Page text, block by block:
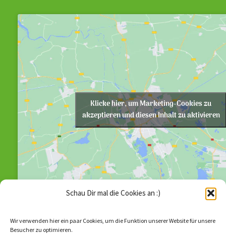
Schau Dir mal die Cookies an :)
Wir verwenden hier ein paar Cookies, um die Funktion unserer Website für unsere
Besucher zu optimieren.
Klicke hier, um Marketing-Cookies zu
akzeptieren und diesen Inhalt zu aktivieren